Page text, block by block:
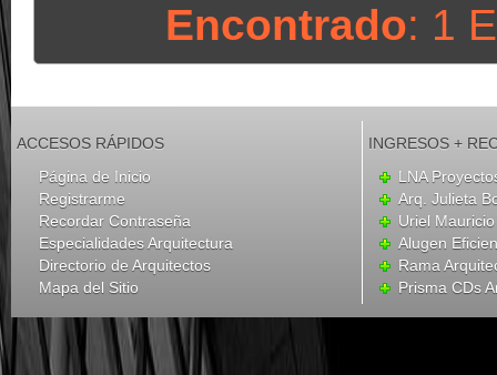
Encontrado: 1
ACCESOS RÁPIDOS
Página de Inicio
Registrarme
Recordar Contraseña
Especialidades Arquitectura
Directorio de Arquitectos
Mapa del Sitio
INGRESOS +
LNA
Arq. Julieta
Uriel
Alugen
Rama
Prisma CDs